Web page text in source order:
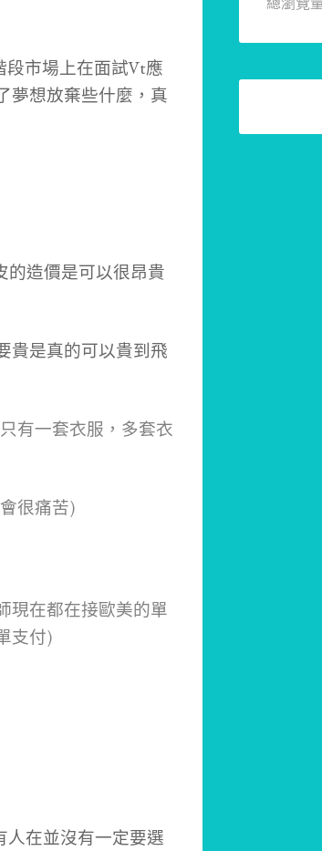
段市場上在面試Vt應
夢想放棄些什麼，真
的造價是可以很昂貴
貴是真的可以貴到飛
有一套衣服，多套衣
很痛苦)
現在都在接歐美的單
支付)
人在並沒有一定要選